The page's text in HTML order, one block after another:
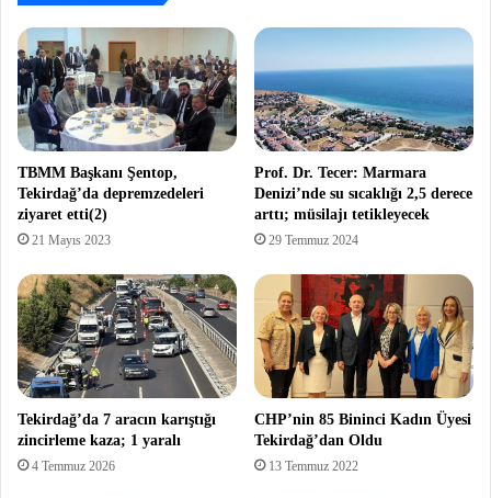
TBMM Başkanı Şentop,
Tekirdağ’da depremzedeleri
ziyaret etti(2)
21 Mayıs 2023
Prof. Dr. Tecer: Marmara
Denizi’nde su sıcaklığı 2,5 derece
arttı; müsilajı tetikleyecek
29 Temmuz 2024
Tekirdağ’da 7 aracın karıştığı
zincirleme kaza; 1 yaralı
4 Temmuz 2026
CHP’nin 85 Bininci Kadın Üyesi
Tekirdağ’dan Oldu
13 Temmuz 2022